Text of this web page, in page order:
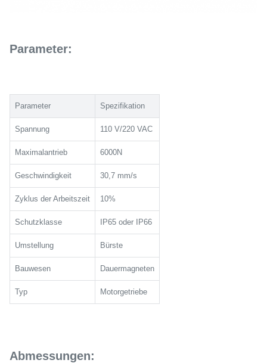
Parameter:
Parameter Spezifikation
Spannung 110 V/220 VAC
Maximalantrieb 6000N
Geschwindigkeit 30,7 mm/s
Zyklus der Arbeitszeit 10%
Schutzklasse IP65 oder IP66
Umstellung Bürste
Bauwesen Dauermagneten
Typ Motorgetriebe
Abmessungen: